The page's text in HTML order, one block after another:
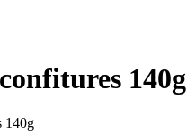
140g